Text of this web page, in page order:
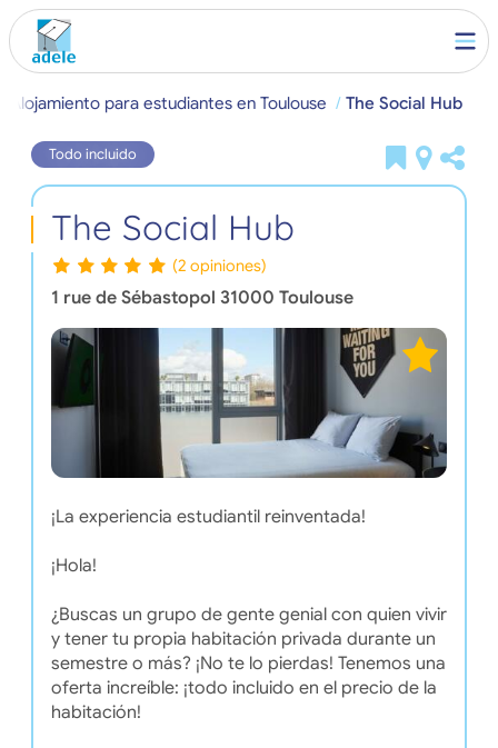
Alojamiento para estudiantes en Toulouse The Social Hub
Todo incluido
The Social Hub
(2 opiniones)
1 rue de Sébastopol 31000 Toulouse
¡La experiencia estudiantil reinventada!
¡Hola!
¿Buscas un grupo de gente genial con quien vivir
y tener tu propia habitación privada durante un
semestre o más? ¡No te lo pierdas! Tenemos una
oferta increíble: ¡todo incluido en el precio de la
habitación!